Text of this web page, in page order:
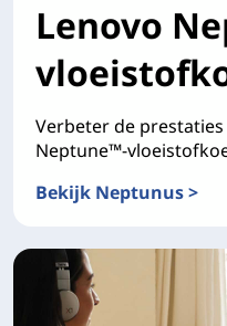
Lenovo
Verbeter de prestaties
Neptune™-
Bekijk Neptunus >